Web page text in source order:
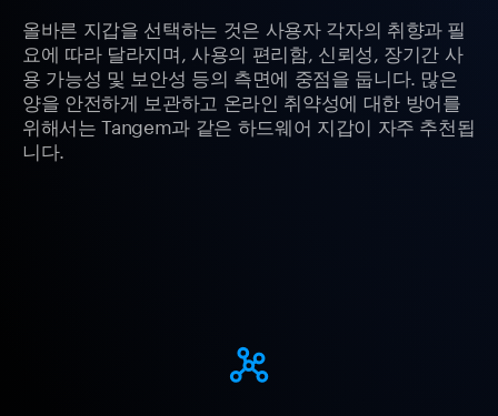
올바른 지갑을 선택하는 것은 사용자 각자의 취향과 필
요에 따라 달라지며, 사용의 편리함, 신뢰성, 장기간 사
용 가능성 및 보안성 등의 측면에 중점을 둡니다. 많은
양을 안전하게 보관하고 온라인 취약성에 대한 방어를
위해서는 Tangem과 같은 하드웨어 지갑이 자주 추천됩
니다.